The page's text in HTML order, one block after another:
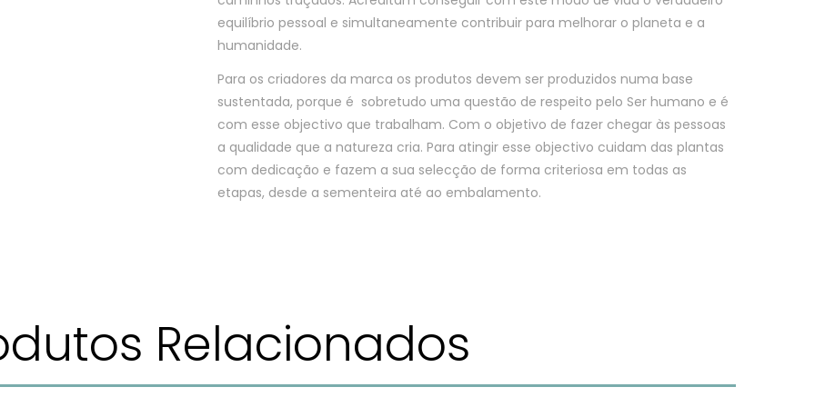
equilíbrio pessoal e simultaneamente contribuir para melhorar o planeta e a
humanidade.
Para os criadores da marca os produtos devem ser produzidos numa base
sustentada, porque é sobretudo uma questão de respeito pelo Ser humano e é
com esse objectivo que trabalham. Com o objetivo de fazer chegar às pessoas
a qualidade que a natureza cria. Para atingir esse objectivo cuidam das plantas
com dedicação e fazem a sua selecção de forma criteriosa em todas as
etapas, desde a sementeira até ao embalamento.
Relacionados